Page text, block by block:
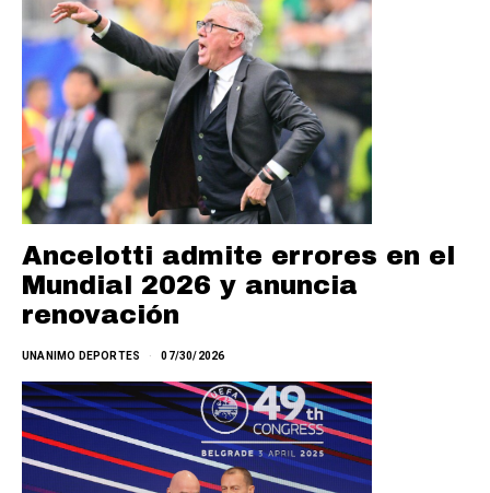
Ancelotti admite errores en el
Mundial 2026 y anuncia
renovación
UNANIMO DEPORTES 07/30/2026